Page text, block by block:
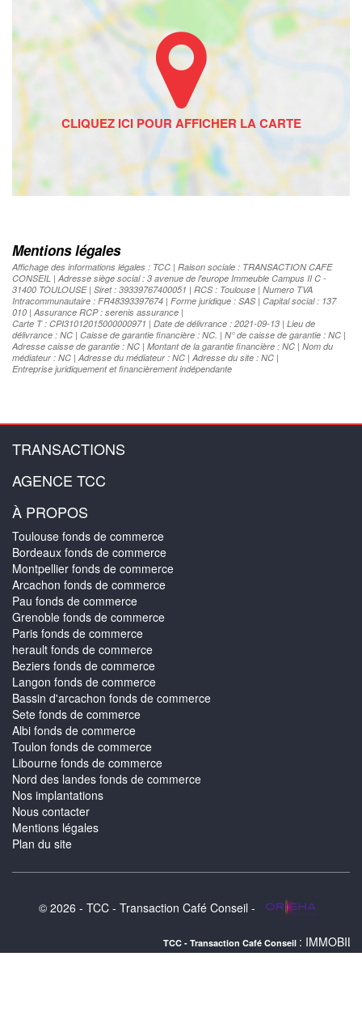
Mentions légales
Affichage des informations légales : TCC | Raison sociale : TRANSACTION CAFE
CONSEIL | Adresse siège social : 3 avenue de l'europe Immeuble Campus II C -
31400 TOULOUSE | Siret : 39339767400051 | RCS : Toulouse | Numero TVA
Intracommunautaire : FR48393397674 | Forme juridique : SAS | Capital social : 137
010 | Assurance RCP : serenis assurance |
Carte T : CPI31012015000000971 | Date de délivrance : 2021-09-13 | Lieu de
délivrance : NC | Caisse de garantie financière : NC. | N° de caisse de garantie : NC |
Adresse caisse de garantie : NC | Montant de la garantie financière : NC | Nom du
médiateur : NC | Adresse du médiateur : NC | Adresse du site : NC |
Entreprise juridiquement et financièrement indépendante
TRANSACTIONS
AGENCE TCC
À PROPOS
Toulouse fonds de commerce
Bordeaux fonds de commerce
Montpellier fonds de commerce
Arcachon fonds de commerce
Pau fonds de commerce
Grenoble fonds de commerce
Paris fonds de commerce
herault fonds de commerce
Beziers fonds de commerce
Langon fonds de commerce
Bassin d'arcachon fonds de commerce
Sete fonds de commerce
Albi fonds de commerce
Toulon fonds de commerce
Libourne fonds de commerce
Nord des landes fonds de commerce
Nos implantations
Nous contacter
Mentions légales
Plan du site
© 2026 - TCC - Transaction Café Conseil -
TCC - Transaction Café Conseil : IMMOBILIER